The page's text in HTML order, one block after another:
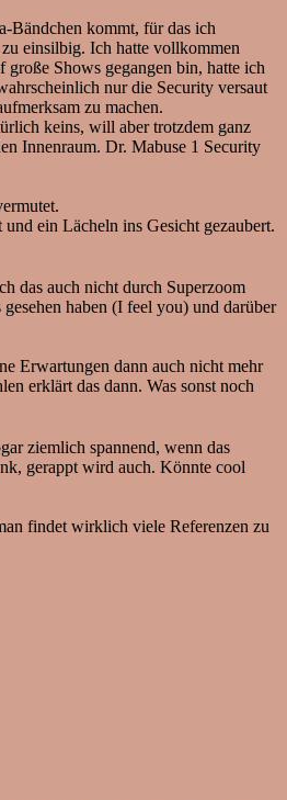
Bändchen kommt, für das ich
einsilbig. Ich hatte vollkommen
Shows gegangen bin, hatte ich
nur die Security versaut
zu machen.
keins, will aber trotzdem ganz
Innenraum. Dr. Mabuse 1 Security
ein Lächeln ins Gesicht gezaubert.
das auch nicht durch Superzoom
haben (I feel you) und darüber
Erwartungen dann auch nicht mehr
erklärt das dann. Was sonst noch
ziemlich spannend, wenn das
gerappt wird auch. Könnte cool
findet wirklich viele Referenzen zu